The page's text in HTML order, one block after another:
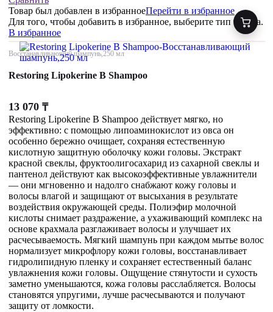
Товар был добавлен в избранноеПерейти в избранное
Для того, чтобы добавить в избранное, выберите тип товара.
В избранное
Восстанавливающий шампунь,250 мл
Restoring Lipokerine B Shampoo
13 070 ₸
Restoring Lipokerine B Shampoo действует мягко, но
эффективно: с помощью липоаминокислот из овса он
особенно бережно очищает, сохраняя естественную
кислотную защитную оболочку кожи головы. Экстракт
красной свеклы, фруктоолигосахарид из сахарной свеклы и
пантенол действуют как высокоэффективные увлажнители
— они мгновенно и надолго снабжают кожу головы и
волосы влагой и защищают от высыхания в результате
воздействия окружающей среды. Полиэфир молочной
кислоты снимает раздражение, а ухаживающий комплекс на
основе крахмала разглаживает волосы и улучшает их
расчесываемость. Мягкий шампунь при каждом мытье волос
нормализует микрофлору кожи головы, восстанавливает
гидролипидную пленку и сохраняет естественный баланс
увлажнения кожи головы. Ощущение стянутости и сухость
заметно уменьшаются, кожа головы расслабляется. Волосы
становятся упругими, лучше расчесываются и получают
защиту от ломкости.